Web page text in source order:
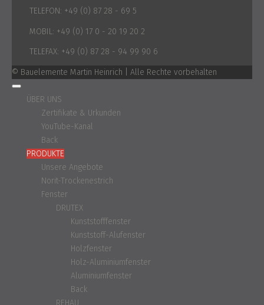
TELEFON: +49 (0) 87 28 - 69 5
MOBIL: +49 (0) 17 0 - 20 19 20 2
TELEFAX: +49 (0) 87 28 - 94 99 90 6
© Bauelemente Martin Heinrich | Alle Rechte vorbehalten
ÜBER UNS
Zertifikate & Urkunden
YouTube-Kanal
Back
PRODUKTE
Unsere Angebote
Norit-Trockenestrich
Fenster
DRUTEX
Kunststofffenster
Kunststoff-Alufenster
Holzfenster
Holz-Aluminiumfenster
Aluminiumfenster
Back
REHAU